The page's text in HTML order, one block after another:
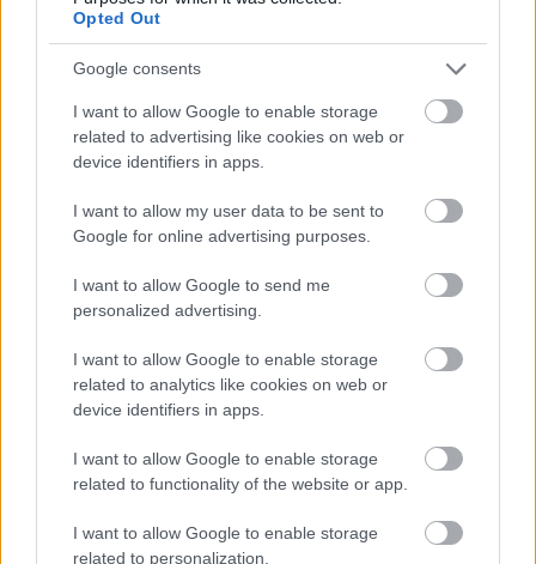
Opted Out
Google consents
I want to allow Google to enable storage
related to advertising like cookies on web or
device identifiers in apps.
I want to allow my user data to be sent to
Google for online advertising purposes.
I want to allow Google to send me
personalized advertising.
I want to allow Google to enable storage
related to analytics like cookies on web or
device identifiers in apps.
I want to allow Google to enable storage
related to functionality of the website or app.
I want to allow Google to enable storage
related to personalization.
Peru Régészet Mario Vargas Llosa Lavór
BARLANGJÁT
VILÁGVISZONYLATBAN IS JELENTŐS RÉGÉSZETI